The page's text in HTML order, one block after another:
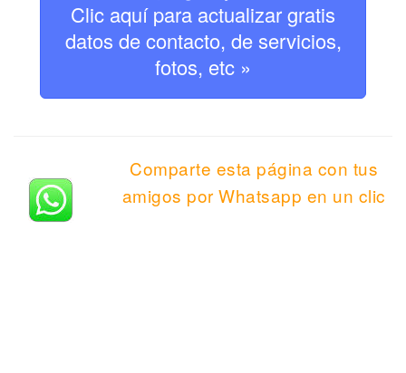
Clic aquí para actualizar gratis
datos de contacto, de servicios,
fotos, etc »
Comparte esta página con tus
amigos por Whatsapp en un clic